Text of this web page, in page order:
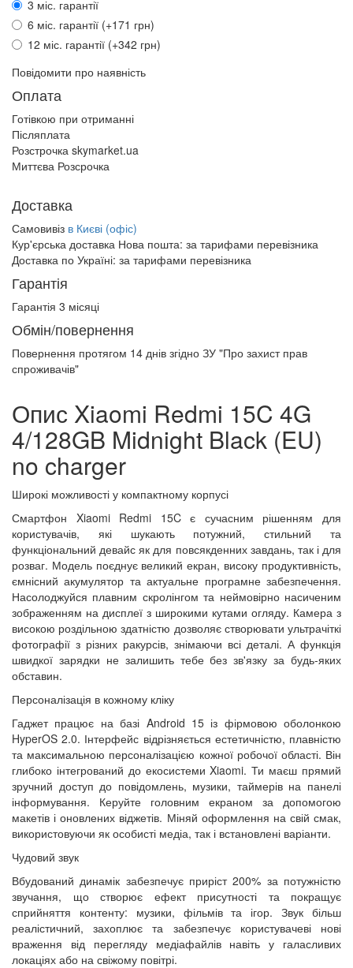
3 міс. гарантії
6 міс. гарантії (+171 грн)
12 міс. гарантії (+342 грн)
Повідомити про наявність
Оплата
Готівкою при отриманні
Післяплата
Розстрочка skymarket.ua
Миттєва Розсрочка
Доставка
Самовивіз в Києві (офіс)
Кур'єрська доставка Нова пошта: за тарифами перевізника
Доставка по Україні: за тарифами перевізника
Гарантія
Гарантія 3 місяці
Обмін/повернення
Повернення протягом 14 днів згідно ЗУ "Про захист прав
спроживачів"
Опис Xiaomi Redmi 15C 4G
4/128GB Midnight Black (EU)
no charger
Широкі можливості у компактному корпусі
Смартфон Xiaomi Redmi 15C є сучасним рішенням для
користувачів, які шукають потужний, стильний та
функціональний девайс як для повсякденних завдань, так і для
розваг. Модель поєднує великий екран, високу продуктивність,
ємнісний акумулятор та актуальне програмне забезпечення.
Насолоджуйся плавним скролінгом та неймовірно насиченим
зображенням на дисплеї з широкими кутами огляду. Камера з
високою роздільною здатністю дозволяє створювати ультрачіткі
фотографії з різних ракурсів, знімаючи всі деталі. А функція
швидкої зарядки не залишить тебе без зв'язку за будь-яких
обставин.
Персоналізація в кожному кліку
Гаджет працює на базі Android 15 із фірмовою оболонкою
HyperOS 2.0. Інтерфейс відрізняється естетичністю, плавністю
та максимальною персоналізацією кожної робочої області. Він
глибоко інтегрований до екосистеми Xiaomi. Ти маєш прямий
зручний доступ до повідомлень, музики, таймерів на панелі
інформування. Керуйте головним екраном за допомогою
макетів і оновлених віджетів. Міняй оформлення на свій смак,
використовуючи як особисті медіа, так і встановлені варіанти.
Чудовий звук
Вбудований динамік забезпечує приріст 200% за потужністю
звучання, що створює ефект присутності та покращує
сприйняття контенту: музики, фільмів та ігор. Звук більш
реалістичний, захоплює та забезпечує користувачеві нові
враження від перегляду медіафайлів навіть у галасливих
локаціях або на свіжому повітрі.